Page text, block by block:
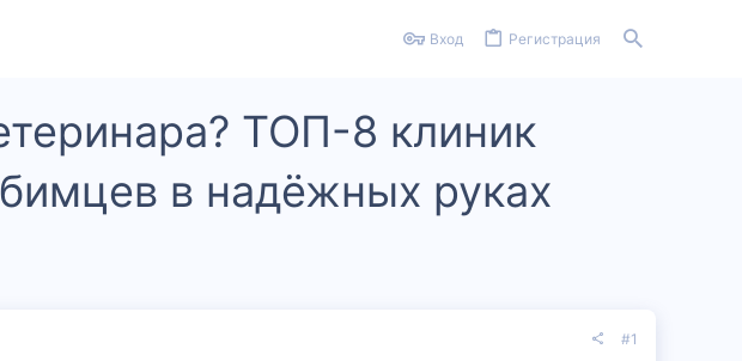
Вход Регистрация
ТОП-8 клиник
в надёжных руках
#1